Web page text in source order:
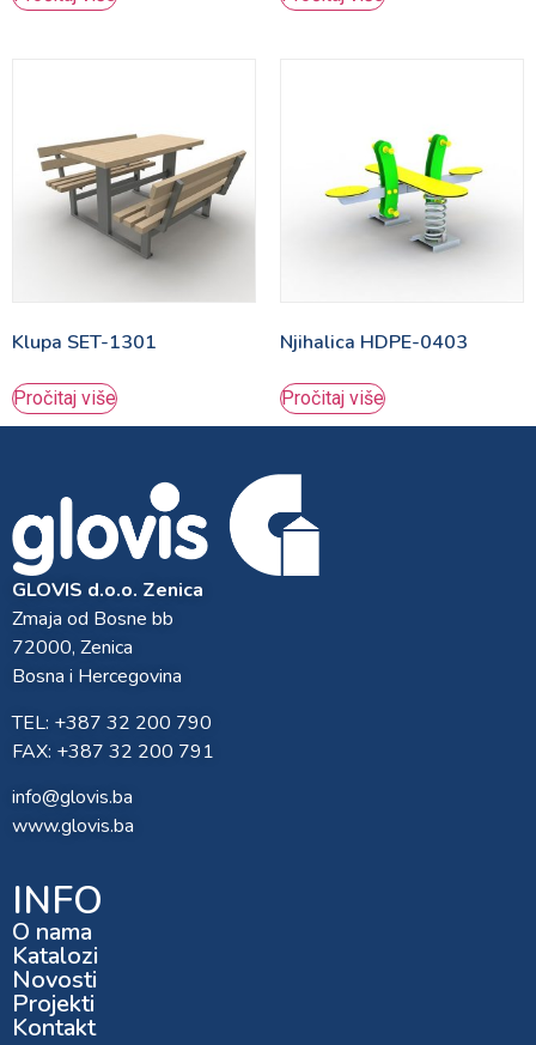
Klupa SET-1301
Pročitaj više
Njihalica HDPE-0403
Pročitaj više
GLOVIS d.o.o. Zenica
Zmaja od Bosne bb
72000, Zenica
Bosna i Hercegovina
TEL: +387 32 200 790
FAX: +387 32 200 791
info@glovis.ba
www.glovis.ba
INFO
O nama
Katalozi
Novosti
Projekti
Kontakt